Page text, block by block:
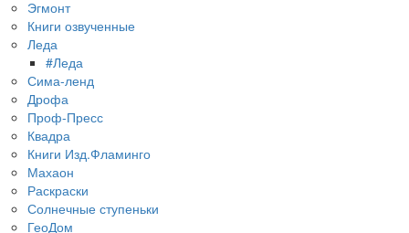
Эгмонт
Книги озвученные
Леда
#Леда
Сима-ленд
Дрофа
Проф-Пресс
Квадра
Книги Изд.Фламинго
Махаон
Раскраски
Солнечные ступеньки
ГеоДом